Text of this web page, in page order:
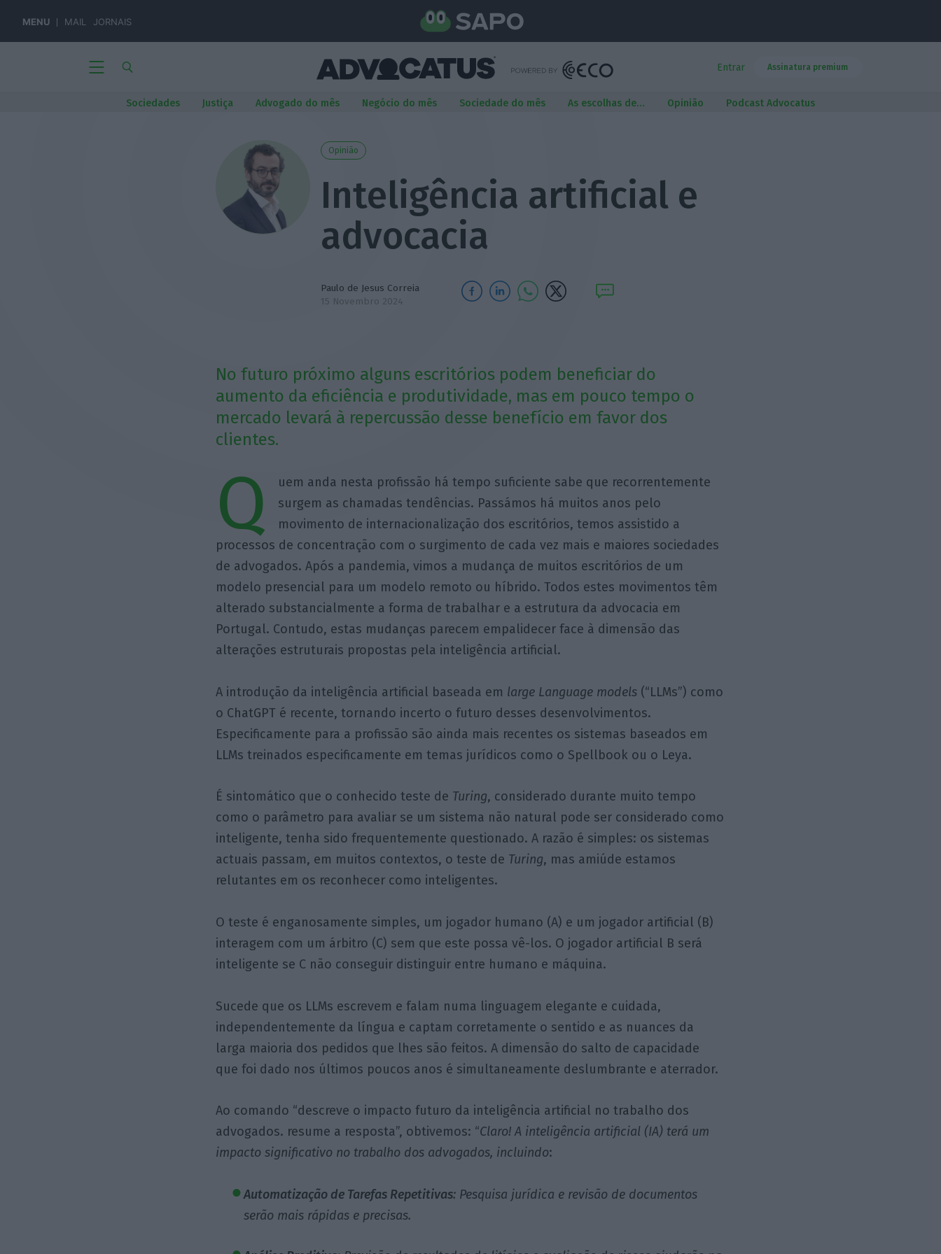
MENU MAIL JORNAIS
Entrar Assinatura premium
Sociedades Justiça Advogado do mês Negócio do mês Sociedade do mês As escolhas de… Opinião Podcast Advocatus
Opinião
Inteligência artificial e
advocacia
Paulo de Jesus Correia
15 Novembro 2024
No futuro próximo alguns escritórios podem beneficiar do
aumento da eficiência e produtividade, mas em pouco tempo o
mercado levará à repercussão desse benefício em favor dos
clientes.
Q
uem anda nesta profissão há tempo suficiente sabe que recorrentemente
surgem as chamadas tendências. Passámos há muitos anos pelo
movimento de internacionalização dos escritórios, temos assistido a
processos de concentração com o surgimento de cada vez mais e maiores sociedades
de advogados. Após a pandemia, vimos a mudança de muitos escritórios de um
modelo presencial para um modelo remoto ou híbrido. Todos estes movimentos têm
alterado substancialmente a forma de trabalhar e a estrutura da advocacia em
Portugal. Contudo, estas mudanças parecem empalidecer face à dimensão das
alterações estruturais propostas pela inteligência artificial.
A introdução da inteligência artificial baseada em large Language models (“LLMs”) como
o ChatGPT é recente, tornando incerto o futuro desses desenvolvimentos.
Especificamente para a profissão são ainda mais recentes os sistemas baseados em
LLMs treinados especificamente em temas jurídicos como o Spellbook ou o Leya.
É sintomático que o conhecido teste de Turing, considerado durante muito tempo
como o parâmetro para avaliar se um sistema não natural pode ser considerado como
inteligente, tenha sido frequentemente questionado. A razão é simples: os sistemas
actuais passam, em muitos contextos, o teste de Turing, mas amiúde estamos
relutantes em os reconhecer como inteligentes.
O teste é enganosamente simples, um jogador humano (A) e um jogador artificial (B)
interagem com um árbitro (C) sem que este possa vê-los. O jogador artificial B será
inteligente se C não conseguir distinguir entre humano e máquina.
Sucede que os LLMs escrevem e falam numa linguagem elegante e cuidada,
independentemente da língua e captam corretamente o sentido e as nuances da
larga maioria dos pedidos que lhes são feitos. A dimensão do salto de capacidade
que foi dado nos últimos poucos anos é simultaneamente deslumbrante e aterrador.
Ao comando “descreve o impacto futuro da inteligência artificial no trabalho dos
advogados. resume a resposta”, obtivemos: “Claro! A inteligência artificial (IA) terá um
impacto significativo no trabalho dos advogados, incluindo:
Automatização de Tarefas Repetitivas: Pesquisa jurídica e revisão de documentos
serão mais rápidas e precisas.